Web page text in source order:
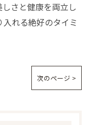
さと健康を両立し
れる絶好のタイミ
次のページ >